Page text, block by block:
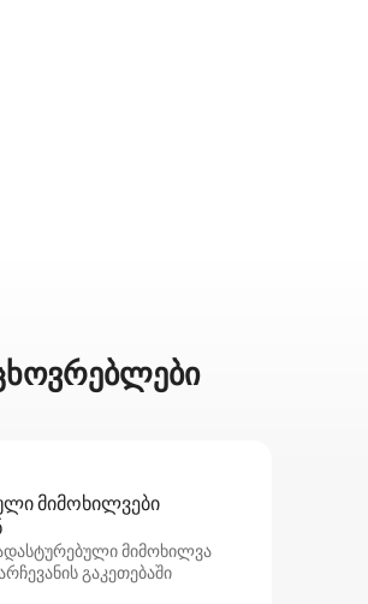
მიმოხილვები
მიმოხილვა
გაკეთებაში